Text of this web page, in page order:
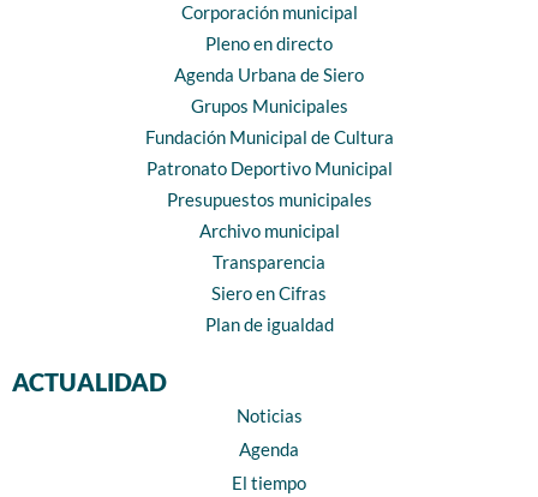
Corporación municipal
Pleno en directo
Agenda Urbana de Siero
Grupos Municipales
Fundación Municipal de Cultura
Patronato Deportivo Municipal
Presupuestos municipales
Archivo municipal
Transparencia
Siero en Cifras
Plan de igualdad
ACTUALIDAD
Noticias
Agenda
El tiempo